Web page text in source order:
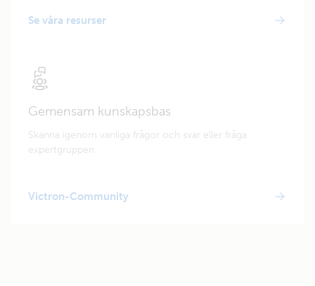
Se våra resurser
Gemensam kunskapsbas
Skanna igenom vanliga frågor och svar eller fråga
expertgruppen.
Victron-Community